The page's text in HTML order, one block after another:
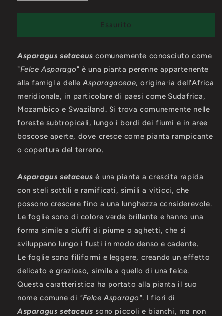
quantità
per
setaceus
asparago)
quantità
per
Asparagus
setaceus
asparago)
Esaurito
Asparagus setaceus comunemente conosciuto come
"Felce Asparago" è una pianta perenne appartenente
alla famiglia delle Asparagaceae, originaria dell'Africa
meridionale, in particolare di paesi come Sudafrica,
Mozambico e Swaziland. Si trova comunemente nelle
foreste subtropicali, lungo i bordi dei fiumi e in aree
boscose aperte, dove cresce come pianta rampicante
o copertura del terreno.
Asparagus setaceusè una pianta a crescita rapida
con steli sottili e ramificati, simili a viticci, che
possono crescere fino a una lunghezza considerevole.
Le foglie sono di colore verde brillante e hanno una
forma simile a ciuffi di piume o aghetti, che si
sviluppano lungo i fusti in modo denso e cadente.
Le foglie sono filiformi e leggere, creando un effetto
delicato e grazioso, simile a quello di una felce.
Questa caratteristica ha portato alla pianta il suo
nome comune di "Felce Asparago". I fiori di
Asparagus setaceus sono piccoli e bianchi, ma non